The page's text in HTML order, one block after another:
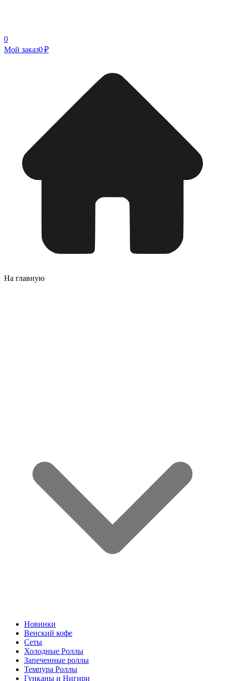
0
Мой заказ0 ₽
На главную
Новинки
Венский кофе
Сеты
Холодные Роллы
Запеченные роллы
Темпура Роллы
Гунканы и Нигири